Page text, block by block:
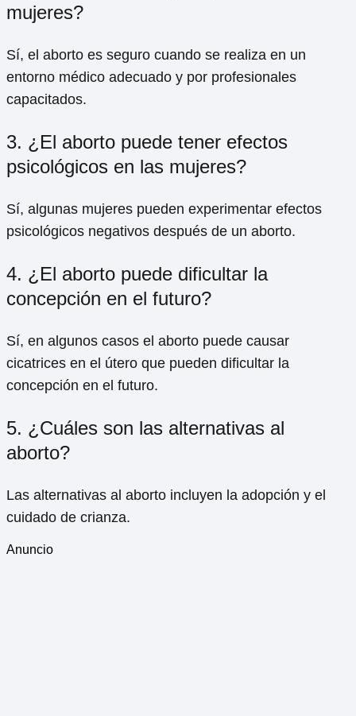
mujeres?
Sí, el aborto es seguro cuando se realiza en un
entorno médico adecuado y por profesionales
capacitados.
3. ¿El aborto puede tener efectos
psicológicos en las mujeres?
Sí, algunas mujeres pueden experimentar efectos
psicológicos negativos después de un aborto.
4. ¿El aborto puede dificultar la
concepción en el futuro?
Sí, en algunos casos el aborto puede causar
cicatrices en el útero que pueden dificultar la
concepción en el futuro.
5. ¿Cuáles son las alternativas al
aborto?
Las alternativas al aborto incluyen la adopción y el
cuidado de crianza.
Anuncio